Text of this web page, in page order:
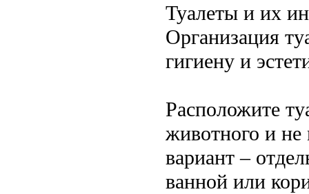
Туалеты и их
Организация
гигиену и
Расположите
животного и
вариант –
ванной или